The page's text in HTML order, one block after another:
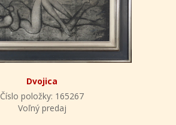
Dvojica
Číslo položky: 165267
Voľný predaj